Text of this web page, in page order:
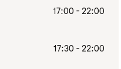
17:00 - 22:00
17:30 - 22:00